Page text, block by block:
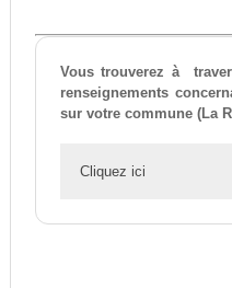
Vous trouverez à
renseignements
sur votre commune (La
Cliquez ici